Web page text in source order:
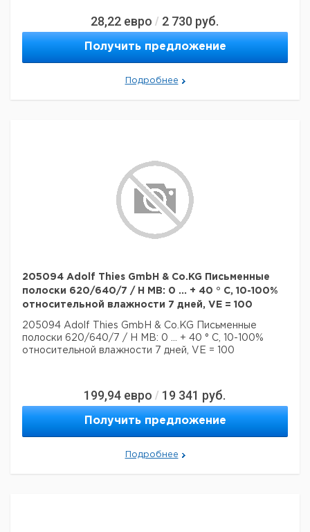
28,22 евро / 2 730 руб.
Получить предложение
Подробнее
205094 Adolf Thies GmbH & Co.KG Письменные
полоски 620/640/7 / H MB: 0 ... + 40 ° C, 10-100%
относительной влажности 7 дней, VE = 100
205094 Adolf Thies GmbH & Co.KG Письменные
полоски 620/640/7 / H MB: 0 ... + 40 ° C, 10-100%
относительной влажности 7 дней, VE = 100
199,94 евро / 19 341 руб.
Получить предложение
Подробнее